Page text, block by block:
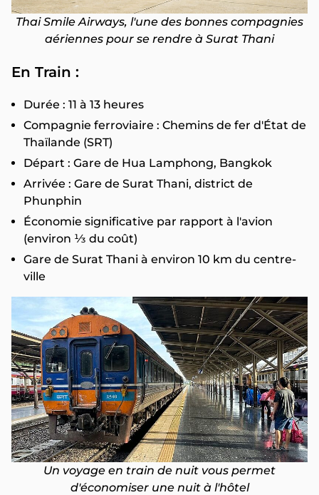
Thai Smile Airways, l'une des bonnes compagnies
aériennes pour se rendre à Surat Thani
En Train :
Durée : 11 à 13 heures
Compagnie ferroviaire : Chemins de fer d'État de
Thaïlande (SRT)
Départ : Gare de Hua Lamphong, Bangkok
Arrivée : Gare de Surat Thani, district de
Phunphin
Économie significative par rapport à l'avion
(environ ⅓ du coût)
Gare de Surat Thani à environ 10 km du centre-
ville
Un voyage en train de nuit vous permet
d'économiser une nuit à l'hôtel